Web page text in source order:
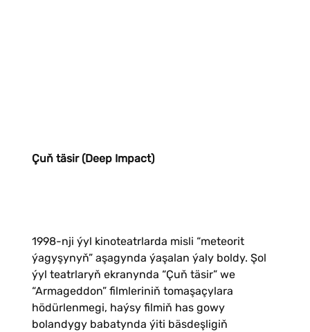
Çuň täsir (Deep Impact)
1998-nji ýyl kinoteatrlarda misli “meteorit
ýagyşynyň” aşagynda ýaşalan ýaly boldy. Şol
ýyl teatrlaryň ekranynda “Çuň täsir” we
“Armageddon” filmleriniň tomaşaçylara
hödürlenmegi, haýsy filmiň has gowy
bolandygy babatynda ýiti bäsdeşligiň